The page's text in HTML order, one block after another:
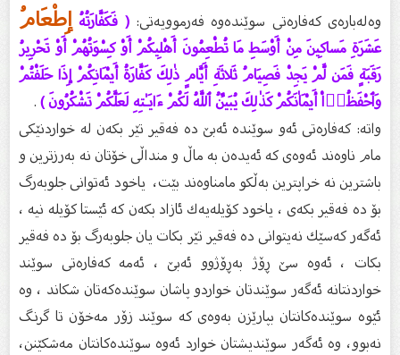
وەلەبارەی کەفارەتی سوێندەوە فەرموویەتی:( فَكَفَّارَتُهُإِطْعَامُ
عَشَرَةِ مَساكِينَ مِنْ أَوْسَطِ مَا تُطْعِمُونَ أَهْلِيكُمْ أَوْ كِسْوَتُهُمْ أَوْ تَحْرِيرُ
رَقَبَةٍ فَمَن لَّمْ يَجِدْ فَصِيَامُ ثَلاثَةِ أَيَّامٍ ذٰلِكَ كَفَّارَةُ أَيْمَانِكُمْ إِذَا حَلَفْتُمْ
وَٱحْفَظُوۤاْ أَيْمَاٰنَكُمْ كَذٰلِكَ يُبَيِّنُ ٱللَّهُ لَكُمْ ءَايَـٰتِهِ لَعَلَّكُمْ تَشْكُرُونَ ).
واتە: كه‌فاره‌تی ئه‌و سوێنده‌ ئه‌بێ ده‌ فه‌قیر تێر بكه‌ن له‌ خواردنێكی
مام ناوه‌ند ئه‌وه‌ی كه‌ ئه‌یده‌ن به‌ ماڵ و منداڵی خۆتان نه‌ به‌رزترین و
باشترین نه‌ خراپترین به‌ڵكو مامناوه‌ند بێت، یاخود ئه‌توانی جلوبه‌رگ
بۆ ده‌ فه‌قیر بكه‌ی ، یاخود كۆیله‌یه‌ك ئازاد بكه‌ن كه‌ ئێستا كۆیله‌ نیه‌ ،
ئه‌گه‌ر كه‌سێك نه‌یتوانی ده‌ فه‌قیر تێر بكات یان جلوبه‌رگ بۆ ده‌ فه‌قیر
بكات ، ئه‌وه‌ سێ ڕۆژ به‌ڕۆژوو ئه‌بێ ، ئه‌مه‌ كه‌فاره‌تی سوێند
خواردنتانه‌ ئه‌گه‌ر سوێندتان خواردو پاشان سوێنده‌كه‌تان شكاند ، وه‌
ئێوه‌ سوێنده‌كانتان بپارێزن به‌وه‌ی كه‌ سوێند زۆر مه‌خۆن تا گرنگ
نه‌بوو، وه‌ ئه‌گه‌ر سوێندیشتان خوارد ئه‌وه‌ سوێنده‌كانتان مه‌شكێنن،